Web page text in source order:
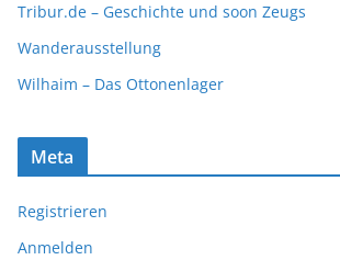
Tribur.de – Geschichte und soon Zeugs
Wanderausstellung
Wilhaim – Das Ottonenlager
Meta
Registrieren
Anmelden